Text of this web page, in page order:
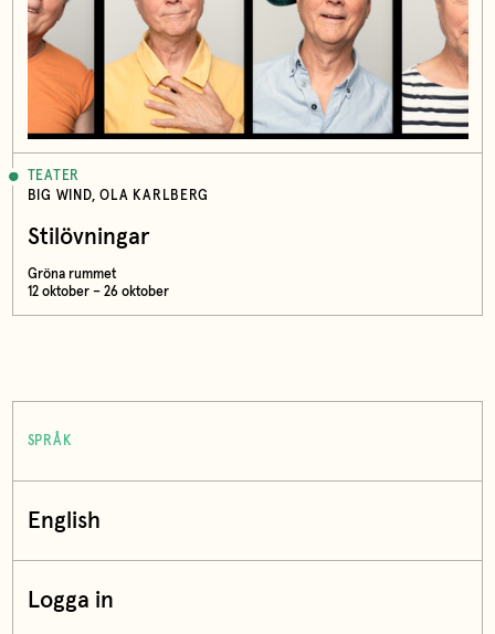
TEATER
BIG WIND, OLA KARLBERG
Stilövningar
Gröna rummet
12 oktober – 26 oktober
SPRÅK
English
Logga in